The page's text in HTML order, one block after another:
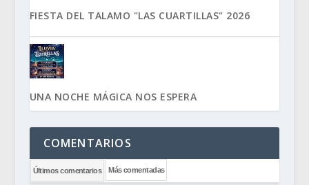
FIESTA DEL TALAMO "LAS CUARTILLAS" 2026
UNA NOCHE MÁGICA NOS ESPERA
COMENTARIOS
Últimos comentarios Más comentadas